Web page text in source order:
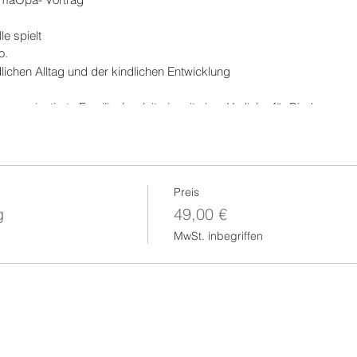
spielt
Alltag und der kindlichen Entwicklung
Familienbegleiterin mit einer Vorliebe für Bindung
Der Vortrag findet live über Zoom statt. Die Zugangsdaten erhalten
eMail unmittelbar nach Ihrer Anmeldung. Es besteht die
Preis
49,00 €
MwSt. inbegriffen